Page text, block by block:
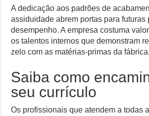
A dedicação aos padrões de
assiduidade abrem portas para futuras
desempenho. A empresa costuma
os talentos internos que demonstram
zelo com as matérias-primas da fábrica.
Saiba como
seu currículo
Os profissionais que atendem a todas